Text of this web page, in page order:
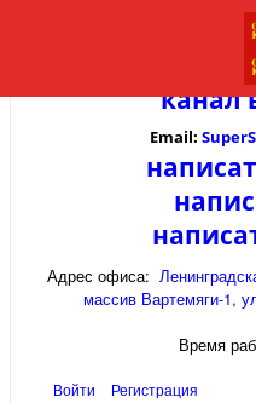
канал
Email:
Адрес офиса:
массив Вартемяги-1,
Время
Войти
Регистрация